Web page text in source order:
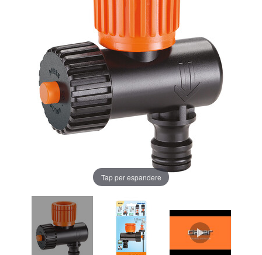
Tap per espandere